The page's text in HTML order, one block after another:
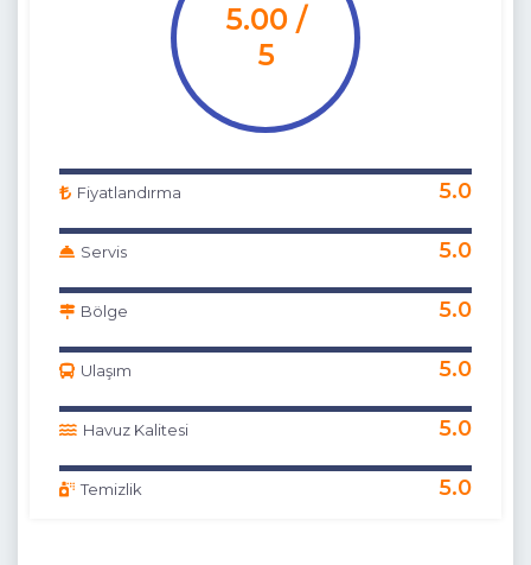
5.00 /
5
Fiyatlandırma 5.0
Servis 5.0
Bölge 5.0
Ulaşım 5.0
Havuz Kalitesi 5.0
Temizlik 5.0